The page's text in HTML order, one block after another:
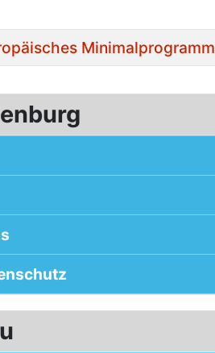
Minimalprogramm